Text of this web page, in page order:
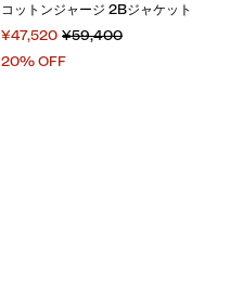
コットンジャージ 2Bジャケット
¥47,520 ¥59,400
20% OFF